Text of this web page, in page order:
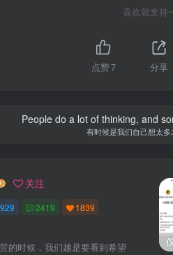
喜欢就支持
点赞7 分享
People do a lot of thinking, and
有时候是我们自己想太
关注
2419
1839
的时候，我们越是要看到希望